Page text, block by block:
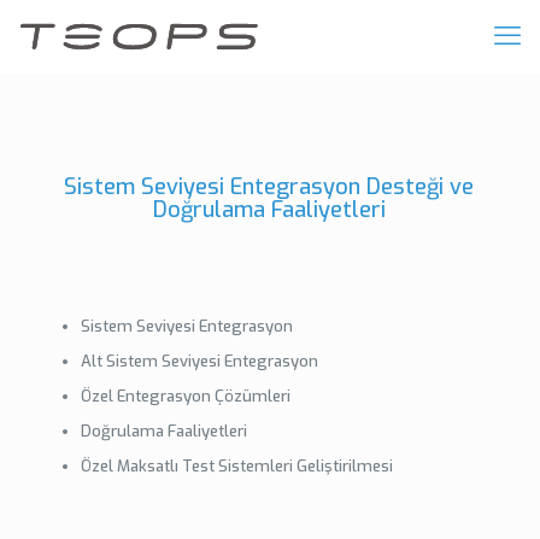
Sistem Seviyesi Entegrasyon Desteği ve
Doğrulama Faaliyetleri
Sistem Seviyesi Entegrasyon
Alt Sistem Seviyesi Entegrasyon
Özel Entegrasyon Çözümleri
Doğrulama Faaliyetleri
Özel Maksatlı Test Sistemleri Geliştirilmesi